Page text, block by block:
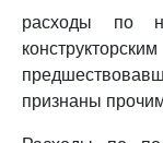
расходы по
признаны